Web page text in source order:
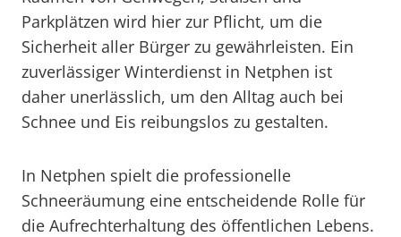
Parkplätzen wird hier zur Pflicht, um die
Sicherheit aller Bürger zu gewährleisten. Ein
zuverlässiger Winterdienst in Netphen ist
daher unerlässlich, um den Alltag auch bei
Schnee und Eis reibungslos zu gestalten.
In Netphen spielt die professionelle
Schneeräumung eine entscheidende Rolle für
die Aufrechterhaltung des öffentlichen Lebens.